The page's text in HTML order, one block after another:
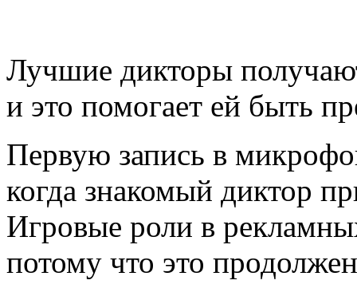
Лучшие дикторы
и это помогает ей быть
Первую запись в
когда знакомый диктор
Игровые роли в
потому что это